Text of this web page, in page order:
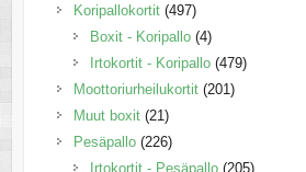
Koripallokortit (497)
Boxit - Koripallo (4)
Irtokortit - Koripallo (479)
Moottoriurheilukortit (201)
Muut boxit (21)
Pesäpallo (226)
Irtokortit - Pesäpallo (205)